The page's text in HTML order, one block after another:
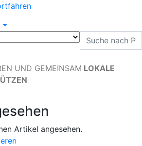
UND GEMEINSAM LOKALE
Artikel angesehen.